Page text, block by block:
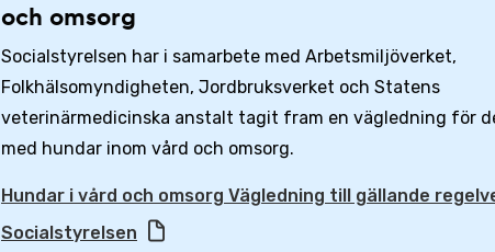
och omsorg
Socialstyrelsen har i samarbete med Arbetsmiljöverket,
Folkhälsomyndigheten, Jordbruksverket och Statens
veterinärmedicinska anstalt tagit fram en vägledning för
med hundar inom vård och omsorg.
Hundar i vård och omsorg Vägledning till gällande
Socialstyrelsen